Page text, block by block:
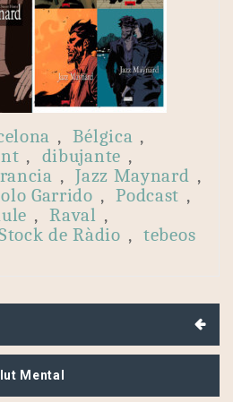
, Bélgica ,
, dibujante ,
, Jazz Maynard ,
Garrido , Podcast ,
, Raval ,
de Ràdio , tebeos
Mental